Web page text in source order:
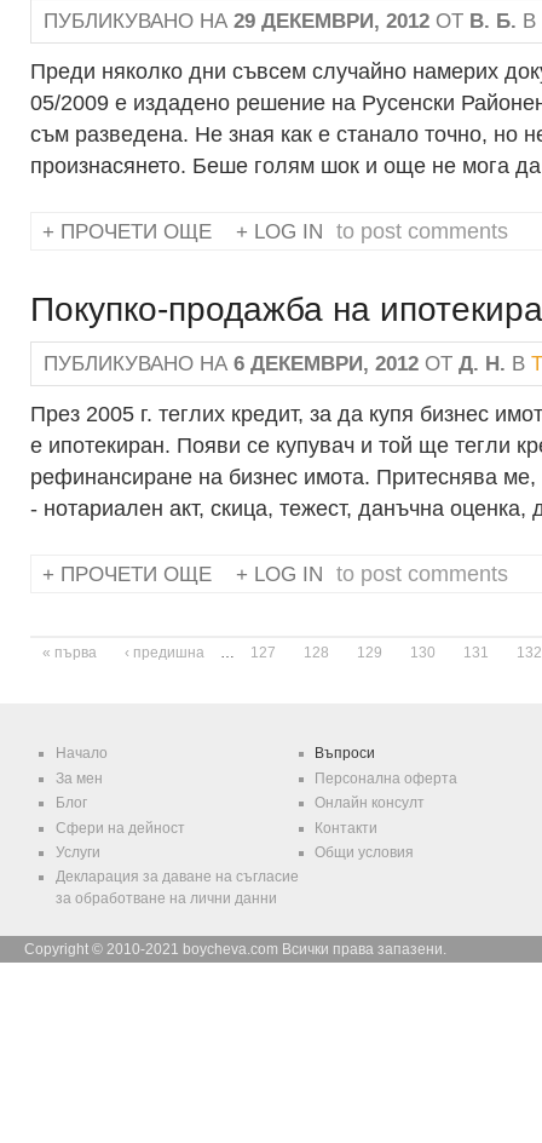
ПУБЛИКУВАНО НА 29 ДЕКЕМВРИ, 2012 ОТ В. Б. В
Преди няколко дни съвсем случайно намерих
05/2009 е издадено решение на Русенски
съм разведена. Не зная как е станало точно, но
произнасянето. Беше голям шок и още не мога
ПРОЧЕТИ ОЩЕ ABOUT БРАКОРАЗВОДНО ДЕЛО ОТ 05/2009
LOG IN to post comments
Покупко-продажба на
ПУБЛИКУВАНО НА 6 ДЕКЕМВРИ, 2012 ОТ Д. Н. В
През 2005 г. теглих кредит, за да купя бизнес
е ипотекиран. Появи се купувач и той ще тегли
рефинансиране на бизнес имота. Притеснява ме,
- нотариален акт, скица, тежест, данъчна оценка,
ПРОЧЕТИ ОЩЕ ABOUT ПОКУПКО-ПРОДАЖБА НА ИПОТЕКИРАН
LOG IN to post comments
Страници
« първа ‹ предишна … 127 128 129 130 131 132
Начало
Въпроси
За мен
Персонална оферта
Блог
Онлайн консулт
Сфери на дейност
Контакти
Услуги
Общи условия
Декларация за даване на съгласие
за обработване на лични данни
Copyright © 2010-2021 boycheva.com Всички права запазени.